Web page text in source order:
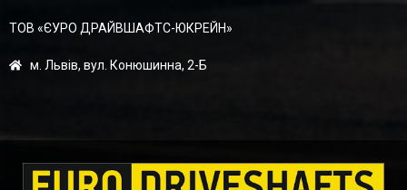
ТОВ «ЄУРО ДРАЙВШАФТC-ЮКРЕЙН»
м. Львів, вул. Конюшинна, 2-Б